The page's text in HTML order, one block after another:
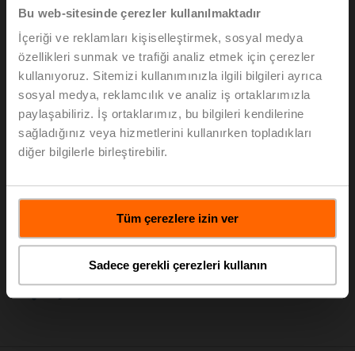
Bu web-sitesinde çerezler kullanılmaktadır
İçeriği ve reklamları kişiselleştirmek, sosyal medya
özellikleri sunmak ve trafiği analiz etmek için çerezler
kullanıyoruz. Sitemizi kullanımınızla ilgili bilgileri ayrıca
sosyal medya, reklamcılık ve analiz iş ortaklarımızla
paylaşabiliriz. İş ortaklarımız, bu bilgileri kendilerine
sağladığınız veya hizmetlerini kullanırken topladıkları
diğer bilgilerle birleştirebilir.
Tüm çerezlere izin ver
Sadece gerekli çerezleri kullanın
AV8-25
Mil uzatma parçası 240 mm ø20 mm ø8...22,7 mm
damper mili için
Sepete ekle
Proje listesine